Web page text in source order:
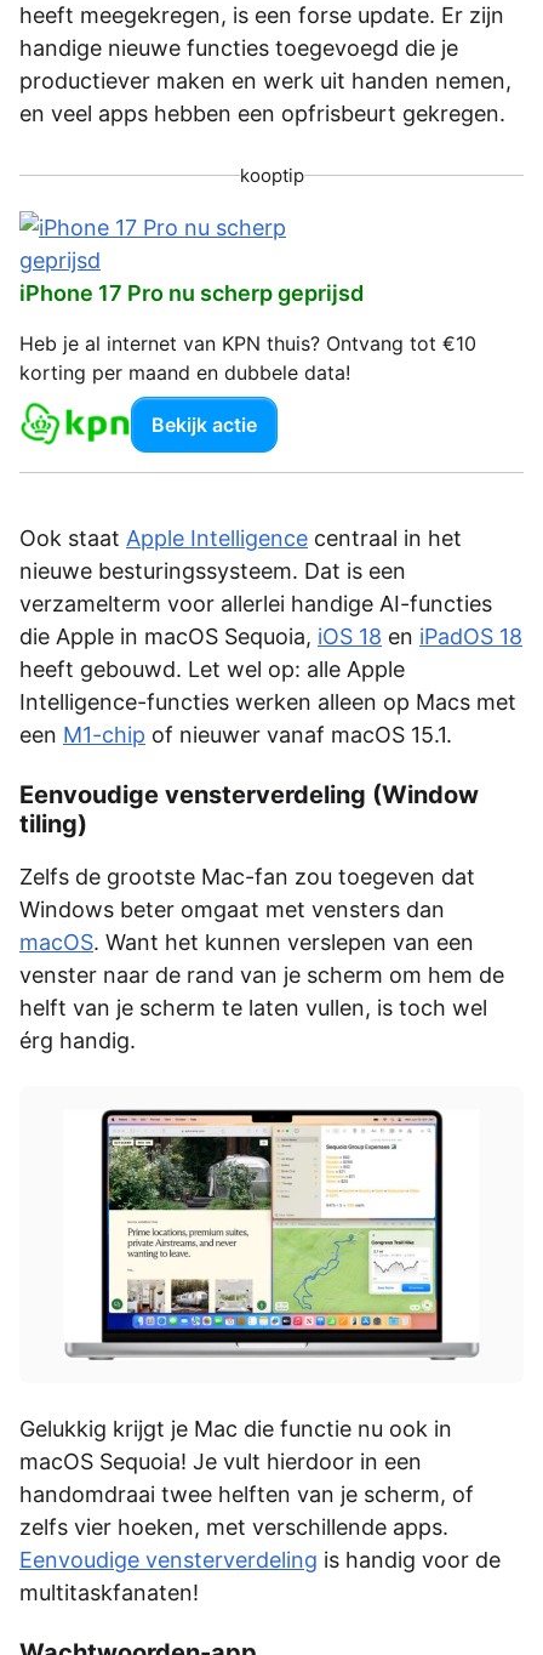
heeft meegekregen, is een forse update. Er zijn
handige nieuwe functies toegevoegd die je
productiever maken en werk uit handen nemen,
en veel apps hebben een opfrisbeurt gekregen.
kooptip
iPhone 17 Pro nu scherp geprijsd
Heb je al internet van KPN thuis? Ontvang tot €10
korting per maand en dubbele data!
Bekijk actie
Ook staat Apple Intelligence centraal in het
nieuwe besturingssysteem. Dat is een
verzamelterm voor allerlei handige AI-functies
die Apple in macOS Sequoia, iOS 18 en iPadOS 18
heeft gebouwd. Let wel op: alle Apple
Intelligence-functies werken alleen op Macs met
een M1-chip of nieuwer vanaf macOS 15.1.
Eenvoudige vensterverdeling (Window
tiling)
Zelfs de grootste Mac-fan zou toegeven dat
Windows beter omgaat met vensters dan
macOS. Want het kunnen verslepen van een
venster naar de rand van je scherm om hem de
helft van je scherm te laten vullen, is toch wel
érg handig.
Gelukkig krijgt je Mac die functie nu ook in
macOS Sequoia! Je vult hierdoor in een
handomdraai twee helften van je scherm, of
zelfs vier hoeken, met verschillende apps.
Eenvoudige vensterverdeling is handig voor de
multitaskfanaten!